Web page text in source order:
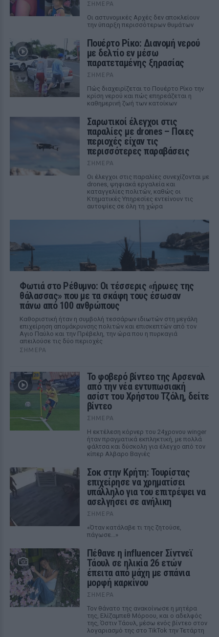
ΣΉΜΕΡΑ
Οι αστυνομικές Αρχές δεν αποκλείουν
την ύπαρξη περισσότερων θυμάτων
Πουέρτο Ρίκο: Διανομή νερού
με δελτίο εν μέσω
παρατεταμένης ξηρασίας
ΣΉΜΕΡΑ
Πώς διαχειρίζεται το Πουέρτο Ρίκο την
κρίση νερού και πώς επηρεάζεται η
καθημερινή ζωή των κατοίκων
Σαρωτικοί έλεγχοι στις
παραλίες με drones – Ποιες
περιοχές είχαν τις
περισσότερες παραβάσεις
ΣΉΜΕΡΑ
Οι έλεγχοι στις παραλίες συνεχίζονται με
drones, ψηφιακά εργαλεία και
καταγγελίες πολιτών, καθώς οι
Κτηματικές Υπηρεσίες εντείνουν τις
αυτοψίες σε όλη τη χώρα
Φωτιά στο Ρέθυμνο: Οι τέσσερις «ήρωες της
θάλασσας» που με τα σκάφη τους έσωσαν
πάνω από 100 ανθρώπους
Καθοριστική ήταν η συμβολή τεσσάρων ιδιωτών στη μεγάλη
επιχείρηση απομάκρυνσης πολιτών και επισκεπτών από τον
Αγιο Παύλο και την Πρέβελη, την ώρα που η πυρκαγιά
απειλούσε τις δύο περιοχές
ΣΉΜΕΡΑ
Το φοβερό βίντεο της Αρσεναλ
από την νέα εντυπωσιακή
ασίστ του Χρήστου Τζόλη, δείτε
βίντεο
ΣΉΜΕΡΑ
Η εκτέλεση κόρνερ του 24χρονου winger
ήταν πραγματικά εκπληκτική, με πολλά
φάλτσα και δύσκολη για έλεγχο από τον
κίπερ Αλβαρο Βαγιές
Σοκ στην Κρήτη: Τουρίστας
επιχείρησε να χρηματίσει
υπάλληλο για του επιτρέψει να
ασελγήσει σε ανήλικη
ΣΉΜΕΡΑ
«Όταν κατάλαβε τι της ζητούσε,
πάγωσε...»
Πέθανε η influencer Σίντνεϊ
Τάουλ σε ηλικία 26 ετών
έπειτα από μάχη με σπάνια
μορφή καρκίνου
ΣΉΜΕΡΑ
Τον θάνατο της ανακοίνωσε η μητέρα
της, Ελίζαμπεθ Μόροου, και ο αδελφός
της, Όστιν Τάουλ, μέσω ενός βίντεο στον
λογαριασμό της στο TikTok την Τετάρτη